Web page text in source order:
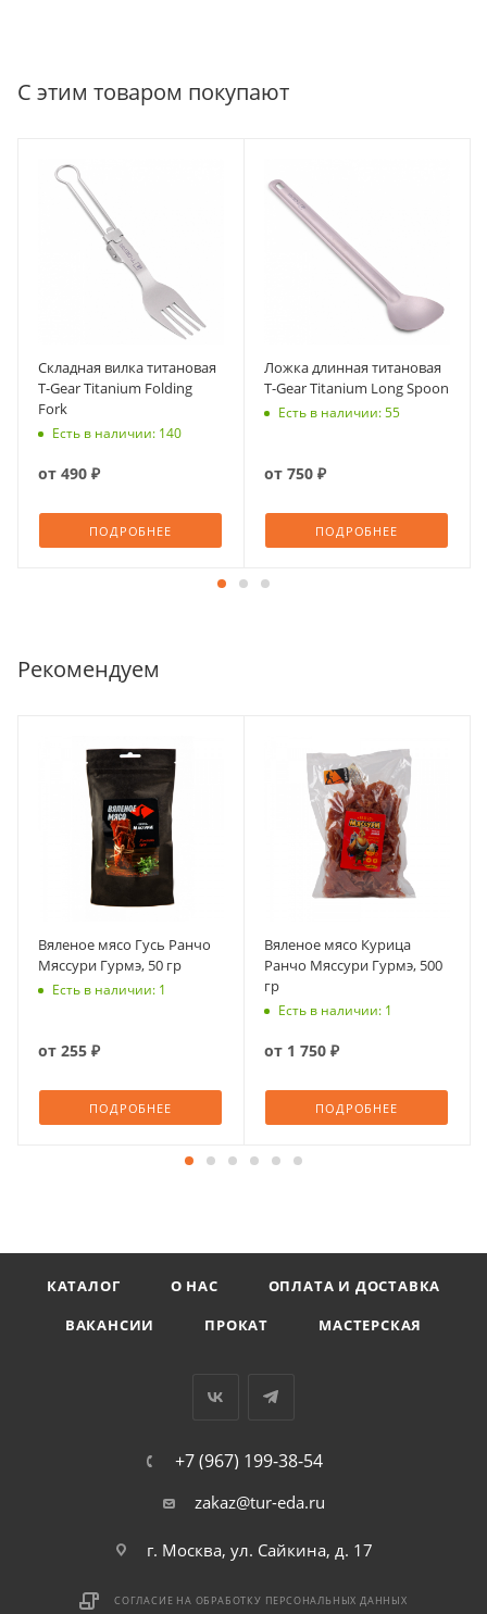
С этим товаром покупают
Складная вилка титановая
T-Gear Titanium Folding
Fork
Есть в наличии: 140
от 490 ₽
ПОДРОБНЕЕ
Ложка длинная титановая
T-Gear Titanium Long Spoon
Есть в наличии: 55
от 750 ₽
ПОДРОБНЕЕ
Рекомендуем
Вяленое мясо Гусь Ранчо
Мяссури Гурмэ, 50 гр
Есть в наличии: 1
от 255 ₽
ПОДРОБНЕЕ
Вяленое мясо Курица
Ранчо Мяссури Гурмэ, 500
гр
Есть в наличии: 1
от 1 750 ₽
ПОДРОБНЕЕ
КАТАЛОГ О НАС
ОПЛАТА И ДОСТАВКА
ВАКАНСИИ
ПРОКАТ МАСТЕРСКАЯ
+7 (967) 199-38-54
zakaz@tur-eda.ru
г. Москва, ул. Сайкина, д. 17
СОГЛАСИЕ НА ОБРАБОТКУ ПЕРСОНАЛЬНЫХ ДАННЫХ